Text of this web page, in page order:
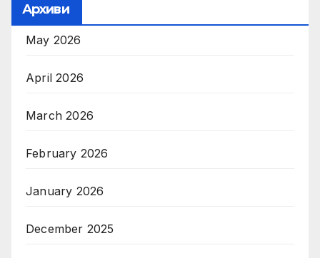
Архиви
May 2026
April 2026
March 2026
February 2026
January 2026
December 2025